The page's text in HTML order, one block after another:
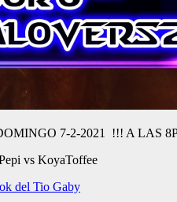
7-2-2021 !!! A LAS
vs KoyaToffee
del Tio Gaby